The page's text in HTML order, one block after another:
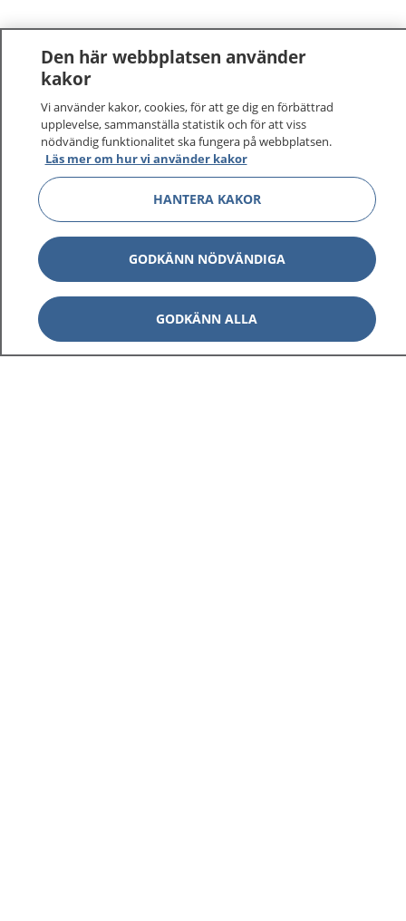
Den här webbplatsen använder
kakor
Vi använder kakor, cookies, för att ge dig en förbättrad
upplevelse, sammanställa statistik och för att viss
nödvändig funktionalitet ska fungera på webbplatsen.
Läs mer om hur vi använder kakor
HANTERA KAKOR
GODKÄNN NÖDVÄNDIGA
GODKÄNN ALLA